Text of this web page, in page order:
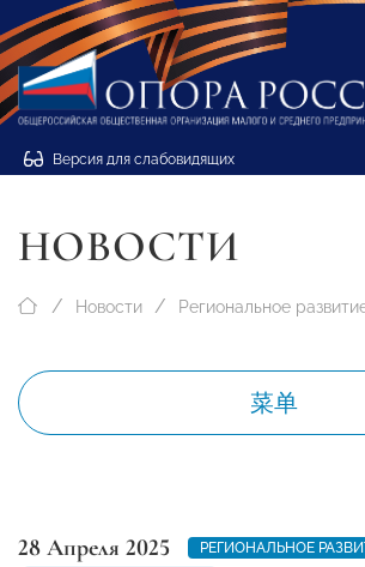
Версия для слабовидящих
НОВОСТИ
Новости Региональное
菜单
28 Апреля 2025
РЕГИОНАЛЬНОЕ